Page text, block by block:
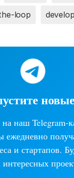
loop
наш Telegram-
ежедневно
и стартапов.